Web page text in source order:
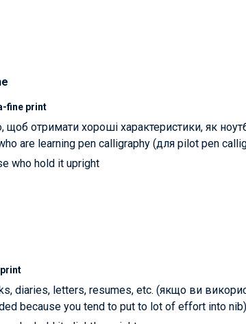
fine print
щоб отримати хороші характеристики, як
are learning pen calligraphy (для pilot pen
who hold it upright
diaries, letters, resumes, etc. (якщо ви
because you tend to put to lot of effort into nib)